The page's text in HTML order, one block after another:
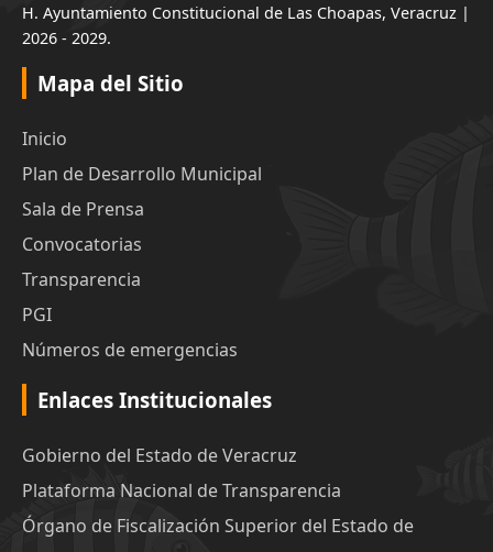
H. Ayuntamiento Constitucional de Las Choapas, Veracruz |
2026 - 2029.
Mapa del Sitio
Inicio
Plan de Desarrollo Municipal
Sala de Prensa
Convocatorias
Transparencia
PGI
Números de emergencias
Enlaces Institucionales
Gobierno del Estado de Veracruz
Plataforma Nacional de Transparencia
Órgano de Fiscalización Superior del Estado de